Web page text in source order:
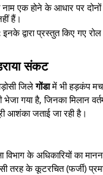
नाम एक होने के आधार पर
हैं।
इनके द्वारा प्रस्तुत किए गए
संकट
जिलेगोंडामें भी हड़कंप मच
भेजा गया है, जिनका मिलान
आशंका जताई जा रही है।
विभाग के अधिकारियों का
तरह के कूटरचित (फर्जी)